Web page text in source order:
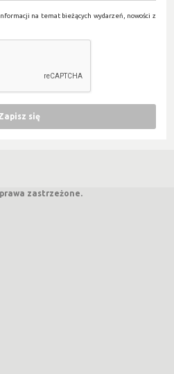
na temat bieżących wydarzeń, nowości z
zastrzeżone.